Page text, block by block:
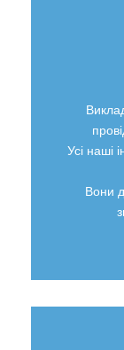
Усі наші
Вони